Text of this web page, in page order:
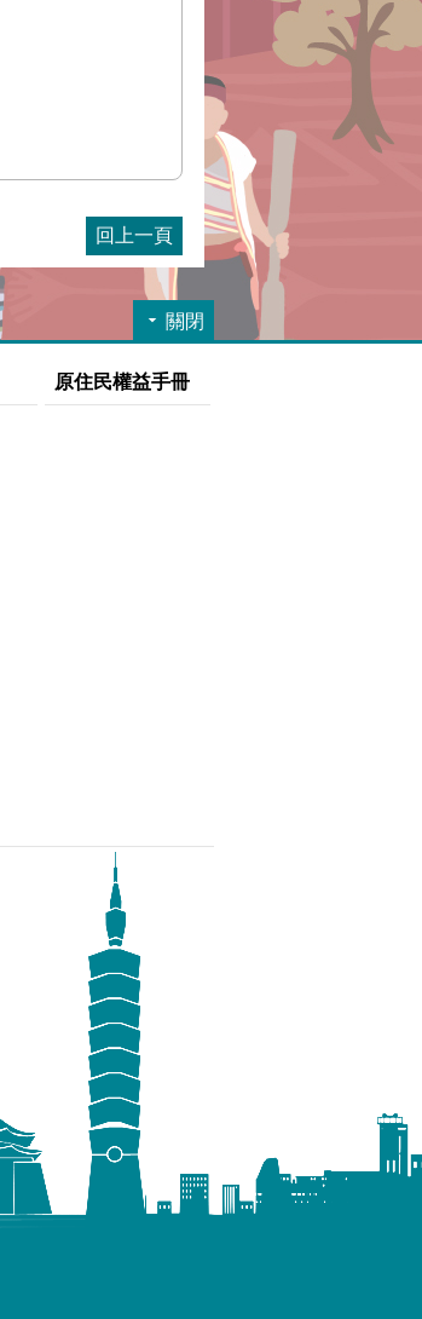
回上一頁
關閉
原住民權益手冊